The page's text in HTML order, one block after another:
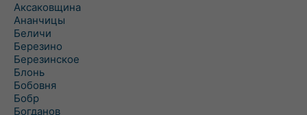
Аксаковщина
Ананчицы
Беличи
Березино
Березинское
Блонь
Бобовня
Бобр
Богданов